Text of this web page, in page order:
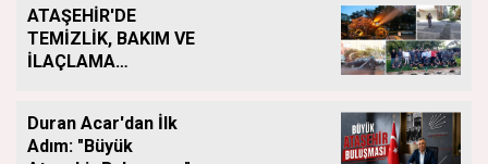
ATAŞEHİR'DE
TEMİZLİK, BAKIM VE
İLAÇLAMA
Duran Acar'dan İlk
Adım: "Büyük